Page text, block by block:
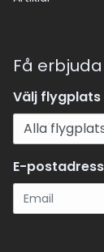
Få
Välj flygplats
E-postadress